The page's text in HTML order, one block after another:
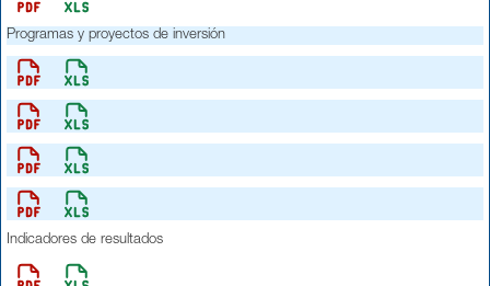
Programas y proyectos de inversión
Indicadores de resultados